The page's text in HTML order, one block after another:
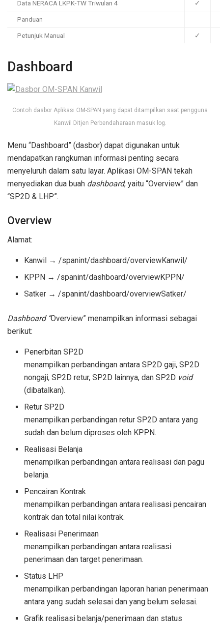
Data NERACA LKPK-TW Triwulan 4 ✓
Panduan
Petunjuk Manual ✓
Dashboard
Contoh dasbor Aplikasi OM-SPAN yang dapat ditampilkan saat pengguna
Kanwil Ditjen Perbendaharaan masuk log.
Menu “Dashboard” (dasbor) dapat digunakan untuk
mendapatkan rangkuman informasi penting secara
menyeluruh dalam satu layar. Aplikasi OM-SPAN tekah
menyediakan dua buah dashboard, yaitu “Overview” dan
“SP2D & LHP”.
Overview
Alamat:
Kanwil → /spanint/dashboard/overviewKanwil/
KPPN → /spanint/dashboard/overviewKPPN/
Satker → /spanint/dashboard/overviewSatker/
Dashboard “Overview” menampilkan informasi sebagai
berikut:
Penerbitan SP2D
menampilkan perbandingan antara SP2D gaji, SP2D
nongaji, SP2D retur, SP2D lainnya, dan SP2D void
(dibatalkan).
Retur SP2D
menampilkan perbandingan retur SP2D antara yang
sudah dan belum diproses oleh KPPN.
Realisasi Belanja
menampilkan perbandingan antara realisasi dan pagu
belanja.
Pencairan Kontrak
menampilkan perbandingan antara realisasi pencairan
kontrak dan total nilai kontrak.
Realisasi Penerimaan
menampilkan perbandingan antara realisasi
penerimaan dan target penerimaan.
Status LHP
menampilkan perbandingan laporan harian penerimaan
antara yang sudah selesai dan yang belum selesai.
Grafik realisasi belanja/penerimaan dan status